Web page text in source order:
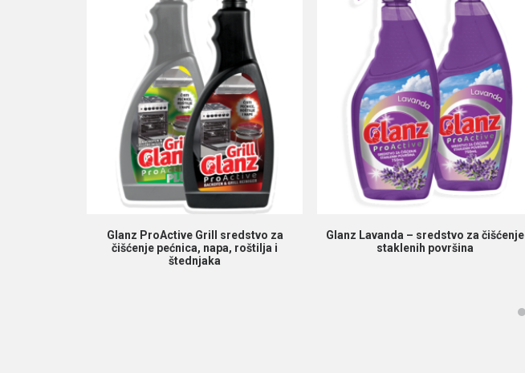
PROČITAJ VIŠE
Glanz ProActive Grill sredstvo za
čišćenje pećnica, napa, roštilja i
štednjaka
PROČITAJ VIŠE
Glanz Lavanda – sredstvo za čišćenje
staklenih površina